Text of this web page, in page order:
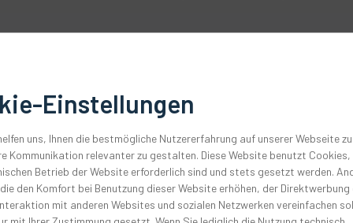
Rahmen der Konstanzprüfung, an jedem Röntgengerät, die
verfügen.
durch einen Techniker durchzuführen.
Einstellungen
uns, Ihnen die bestmögliche Nutzererfahrung auf unserer Webseite
Kommunikation relevanter zu gestalten. Diese Website benutzt
Betrieb der Website erforderlich sind und stets gesetzt werden.
den Komfort bei Benutzung dieser Website erhöhen, der Direktwerbung
mit anderen Websites und sozialen Netzwerken vereinfachen